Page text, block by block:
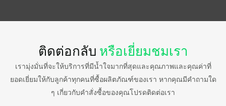
ติดต่อกลับ หรือเยี่ยมชมเรา
เรามุ่งมั่นที่จะให้บริการที่มีน้ำใจมากที่สุดและคุณภาพและคุณค่าที่
ยอดเยี่ยมให้กับลูกค้าทุกคนที่ซื้อผลิตภัณฑ์ของเรา หากคุณมีคำถามใด
ๆ เกี่ยวกับคำสั่งซื้อของคุณโปรดติดต่อเรา